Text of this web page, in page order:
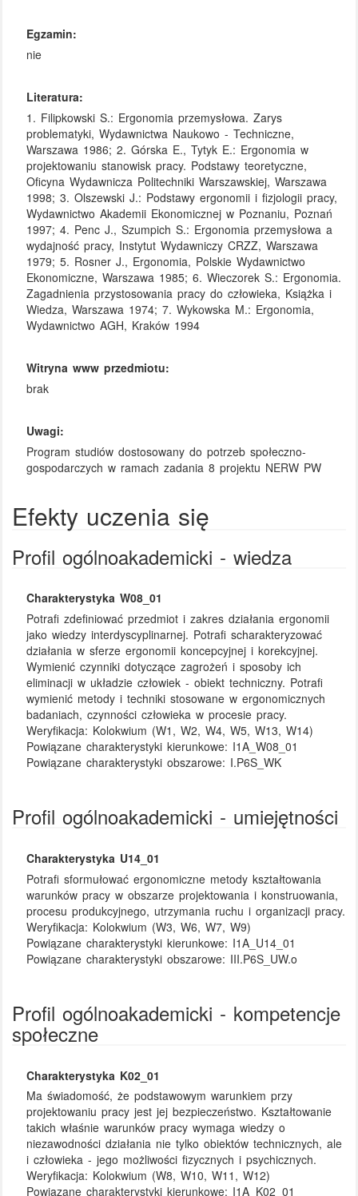
Egzamin:
nie
Literatura:
1. Filipkowski S.: Ergonomia przemysłowa. Zarys
problematyki, Wydawnictwa Naukowo - Techniczne,
Warszawa 1986; 2. Górska E., Tytyk E.: Ergonomia w
projektowaniu stanowisk pracy. Podstawy teoretyczne,
Oficyna Wydawnicza Politechniki Warszawskiej, Warszawa
1998; 3. Olszewski J.: Podstawy ergonomii i fizjologii pracy,
Wydawnictwo Akademii Ekonomicznej w Poznaniu, Poznań
1997; 4. Penc J., Szumpich S.: Ergonomia przemysłowa a
wydajność pracy, Instytut Wydawniczy CRZZ, Warszawa
1979; 5. Rosner J., Ergonomia, Polskie Wydawnictwo
Ekonomiczne, Warszawa 1985; 6. Wieczorek S.: Ergonomia.
Zagadnienia przystosowania pracy do człowieka, Książka i
Wiedza, Warszawa 1974; 7. Wykowska M.: Ergonomia,
Wydawnictwo AGH, Kraków 1994
Witryna www przedmiotu:
brak
Uwagi:
Program studiów dostosowany do potrzeb społeczno-
gospodarczych w ramach zadania 8 projektu NERW PW
Efekty uczenia się
Profil ogólnoakademicki - wiedza
Charakterystyka W08_01
Potrafi zdefiniować przedmiot i zakres działania ergonomii
jako wiedzy interdyscyplinarnej. Potrafi scharakteryzować
działania w sferze ergonomii koncepcyjnej i korekcyjnej.
Wymienić czynniki dotyczące zagrożeń i sposoby ich
eliminacji w układzie człowiek - obiekt techniczny. Potrafi
wymienić metody i techniki stosowane w ergonomicznych
badaniach, czynności człowieka w procesie pracy.
Weryfikacja: Kolokwium (W1, W2, W4, W5, W13, W14)
Powiązane charakterystyki kierunkowe: I1A_W08_01
Powiązane charakterystyki obszarowe: I.P6S_WK
Profil ogólnoakademicki - umiejętności
Charakterystyka U14_01
Potrafi sformułować ergonomiczne metody kształtowania
warunków pracy w obszarze projektowania i konstruowania,
procesu produkcyjnego, utrzymania ruchu i organizacji pracy.
Weryfikacja: Kolokwium (W3, W6, W7, W9)
Powiązane charakterystyki kierunkowe: I1A_U14_01
Powiązane charakterystyki obszarowe: III.P6S_UW.o
Profil ogólnoakademicki - kompetencje
społeczne
Charakterystyka K02_01
Ma świadomość, że podstawowym warunkiem przy
projektowaniu pracy jest jej bezpieczeństwo. Kształtowanie
takich właśnie warunków pracy wymaga wiedzy o
niezawodności działania nie tylko obiektów technicznych, ale
i człowieka - jego możliwości fizycznych i psychicznych.
Weryfikacja: Kolokwium (W8, W10, W11, W12)
Powiązane charakterystyki kierunkowe: I1A_K02_01